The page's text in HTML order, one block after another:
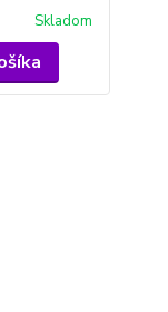
Skladom